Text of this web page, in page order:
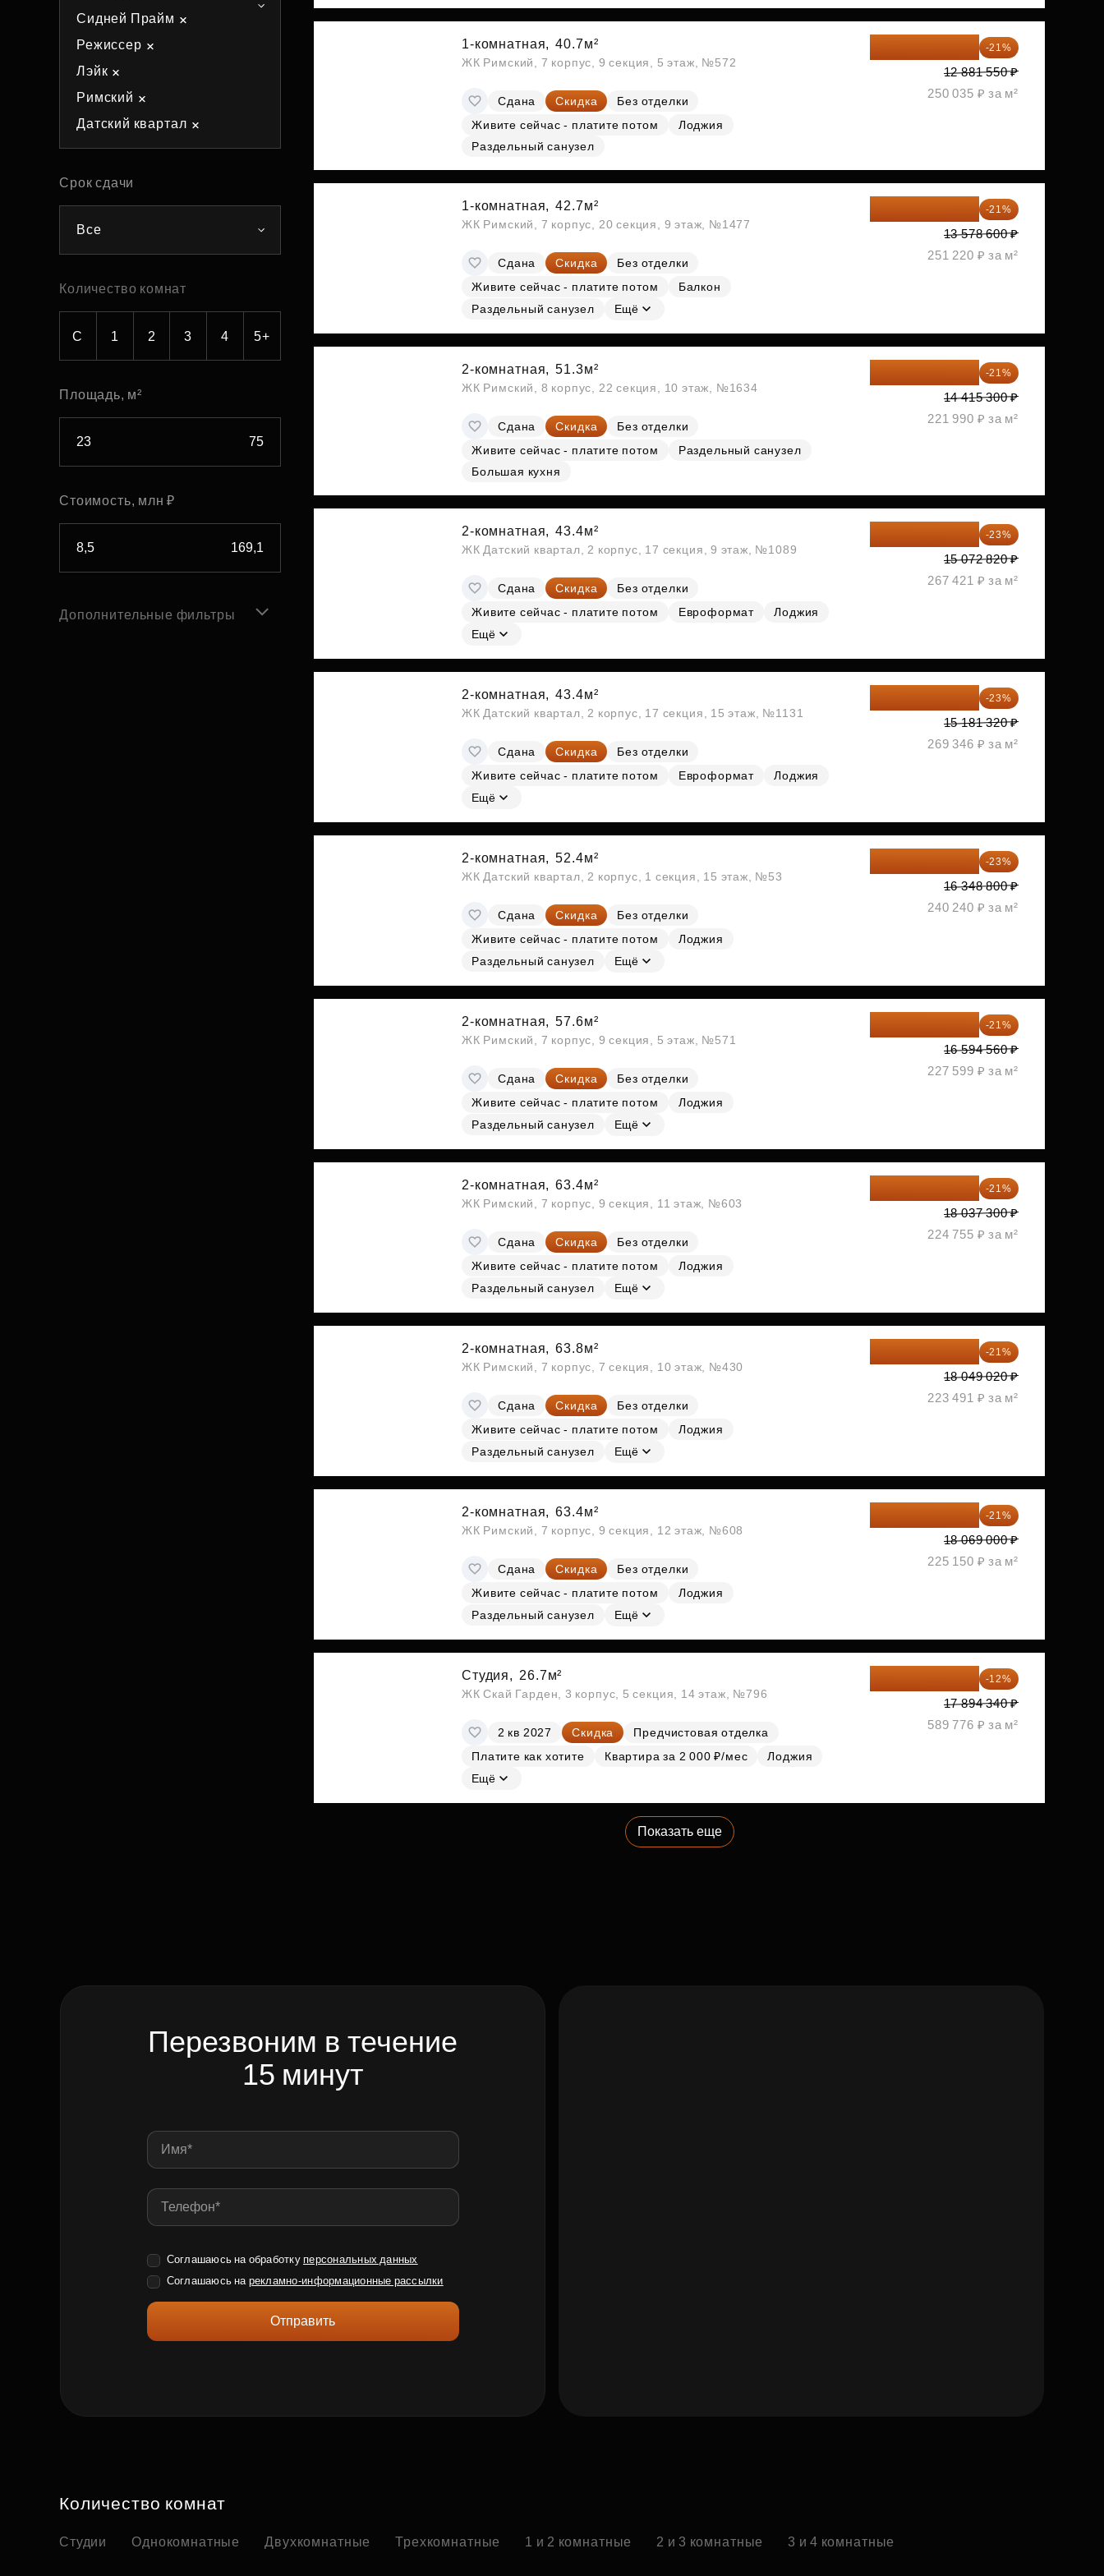
Рефинансирование
Субсидии
Сидней Прайм
Режиссер
Лэйк
Римский
Датский квартал
Срок сдачи
Все
Количество комнат
С 1 2 3 4 5+
Площадь, м²
Стоимость, млн ₽
Дополнительные фильтры
1-комнатная, 40.7м²
ЖК Римский, 7 корпус, 9 секция, 5 этаж, №572
Сдана Скидка
Без отделки
Живите сейчас - платите потом
Лоджия
Раздельный санузел
-21%
12 881 550 ₽
250 035 ₽ за м²
1-комнатная, 42.7м²
ЖК Римский, 7 корпус, 20 секция, 9 этаж, №1477
Сдана Скидка
Без отделки
Живите сейчас - платите потом
Балкон
Раздельный санузел
Ещё
-21%
13 578 600 ₽
251 220 ₽ за м²
2-комнатная, 51.3м²
ЖК Римский, 8 корпус, 22 секция, 10 этаж, №1634
Сдана Скидка
Без отделки
Живите сейчас - платите потом
Раздельный санузел
Большая кухня
-21%
14 415 300 ₽
221 990 ₽ за м²
2-комнатная, 43.4м²
ЖК Датский квартал, 2 корпус, 17 секция, 9 этаж, №1089
Сдана Скидка
Без отделки
Живите сейчас - платите потом
Евроформат
Лоджия
Ещё
-23%
15 072 820 ₽
267 421 ₽ за м²
2-комнатная, 43.4м²
ЖК Датский квартал, 2 корпус, 17 секция, 15 этаж, №1131
Сдана Скидка
Без отделки
Живите сейчас - платите потом
Евроформат
Лоджия
Ещё
-23%
15 181 320 ₽
269 346 ₽ за м²
2-комнатная, 52.4м²
ЖК Датский квартал, 2 корпус, 1 секция, 15 этаж, №53
Сдана Скидка
Без отделки
Живите сейчас - платите потом
Лоджия
Раздельный санузел
Ещё
-23%
16 348 800 ₽
240 240 ₽ за м²
2-комнатная, 57.6м²
ЖК Римский, 7 корпус, 9 секция, 5 этаж, №571
Сдана Скидка
Без отделки
Живите сейчас - платите потом
Лоджия
Раздельный санузел
Ещё
-21%
16 594 560 ₽
227 599 ₽ за м²
2-комнатная, 63.4м²
ЖК Римский, 7 корпус, 9 секция, 11 этаж, №603
Сдана Скидка
Без отделки
Живите сейчас - платите потом
Лоджия
Раздельный санузел
Ещё
-21%
18 037 300 ₽
224 755 ₽ за м²
2-комнатная, 63.8м²
ЖК Римский, 7 корпус, 7 секция, 10 этаж, №430
Сдана Скидка
Без отделки
Живите сейчас - платите потом
Лоджия
Раздельный санузел
Ещё
-21%
18 049 020 ₽
223 491 ₽ за м²
2-комнатная, 63.4м²
ЖК Римский, 7 корпус, 9 секция, 12 этаж, №608
Сдана Скидка
Без отделки
Живите сейчас - платите потом
Лоджия
Раздельный санузел
Ещё
-21%
18 069 000 ₽
225 150 ₽ за м²
Студия, 26.7м²
ЖК Скай Гарден, 3 корпус, 5 секция, 14 этаж, №796
2 кв 2027 Скидка
Предчистовая отделка
Платите как хотите
Квартира за 2 000 ₽/мес
Лоджия
Ещё
-12%
17 894 340 ₽
589 776 ₽ за м²
Показать еще
Перезвоним в течение
15 минут
Соглашаюсь на обработку персональных данных
Соглашаюсь на рекламно-информационные рассылки
Отправить
Количество комнат
Студии Однокомнатные Двухкомнатные Трехкомнатные 1 и 2 комнатные 2 и 3 комнатные 3 и 4 комнатные